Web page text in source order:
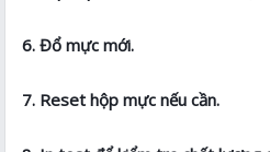
6. Đổ mực mới.
7. Reset hộp mực nếu cần.